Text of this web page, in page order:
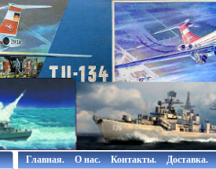
Главная. О нас. Контакты. Доставка.